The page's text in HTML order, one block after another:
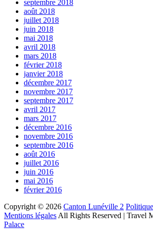
septembre 2018
août 2018
juillet 2018
juin 2018
mai 2018
avril 2018
mars 2018
février 2018
janvier 2018
décembre 2017
novembre 2017
septembre 2017
avril 2017
mars 2017
décembre 2016
novembre 2016
septembre 2016
août 2016
juillet 2016
juin 2016
mai 2016
février 2016
Copyright © 2026 Canton Lunéville 2
Mentions légales All Rights Reserved | Travel
Palace